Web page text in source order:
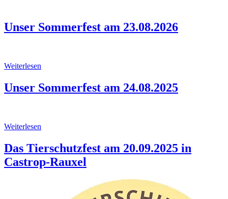
Unser Sommerfest am 23.08.2026
Weiterlesen
Unser Sommerfest am 24.08.2025
Weiterlesen
Das Tierschutzfest am 20.09.2025 in
Castrop-Rauxel